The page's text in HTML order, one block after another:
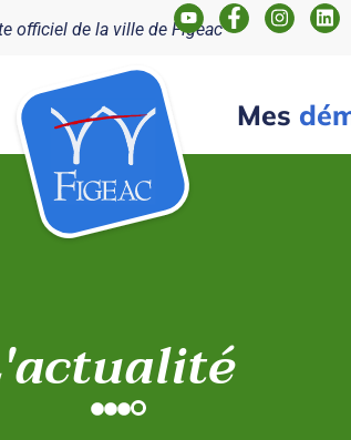
officiel de la ville de Figeac
Mes